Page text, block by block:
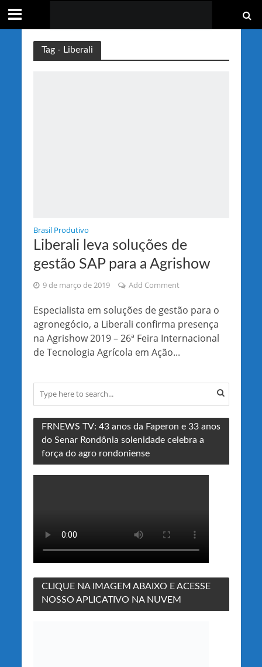
Tag - Liberali
Brasil Produtivo
Liberali leva soluções de
gestão SAP para a Agrishow
9 de março de 2019 Add Comment
Especialista em soluções de gestão para o
agronegócio, a Liberali confirma presença
na Agrishow 2019 – 26ª Feira Internacional
de Tecnologia Agrícola em Ação...
FRNEWS TV: 43 anos da Faperon e 33 anos
do Senar Rondônia solenidade celebra a
força do agro rondoniense
CLIQUE NA IMAGEM ABAIXO E ACESSE
NOSSO APLICATIVO NA NUVEM